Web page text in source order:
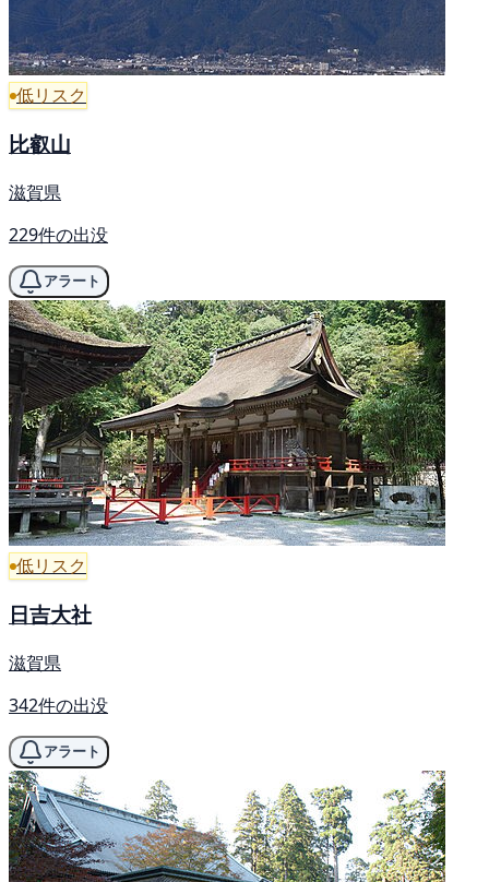
低リスク
比叡山
滋賀県
229件の出没
アラート
低リスク
日吉大社
滋賀県
342件の出没
アラート